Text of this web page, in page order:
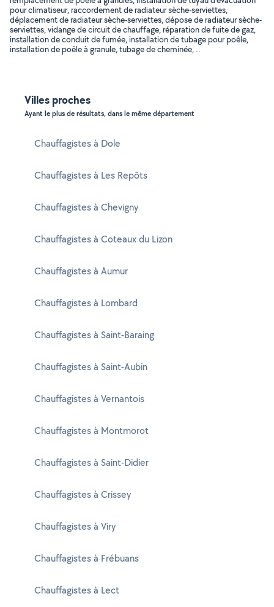
pour climatiseur, raccordement de radiateur sèche-serviettes,
déplacement de radiateur sèche-serviettes, dépose de radiateur sèche-
serviettes, vidange de circuit de chauffage, réparation de fuite de gaz,
installation de conduit de fumée, installation de tubage pour poêle,
installation de poêle à granule, tubage de cheminée, ..
Villes proches
Ayant le plus de résultats, dans le même département
Chauffagistes à Dole
Chauffagistes à Les Repôts
Chauffagistes à Chevigny
Chauffagistes à Coteaux du Lizon
Chauffagistes à Aumur
Chauffagistes à Lombard
Chauffagistes à Saint-Baraing
Chauffagistes à Saint-Aubin
Chauffagistes à Vernantois
Chauffagistes à Montmorot
Chauffagistes à Saint-Didier
Chauffagistes à Crissey
Chauffagistes à Viry
Chauffagistes à Frébuans
Chauffagistes à Lect